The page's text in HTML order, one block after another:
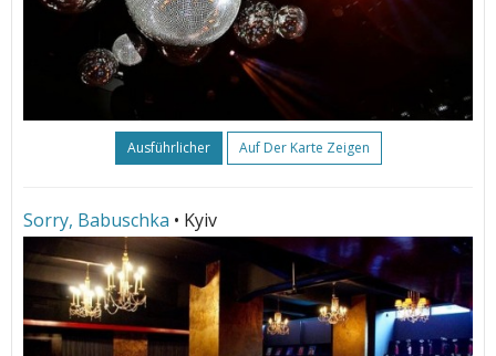
Ausführlicher Auf Der Karte Zeigen
Sorry, Babuschka • Kyiv